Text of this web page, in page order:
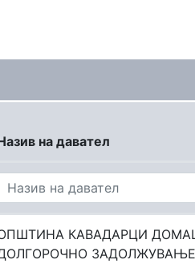
на давател
КАВАДАРЦИ